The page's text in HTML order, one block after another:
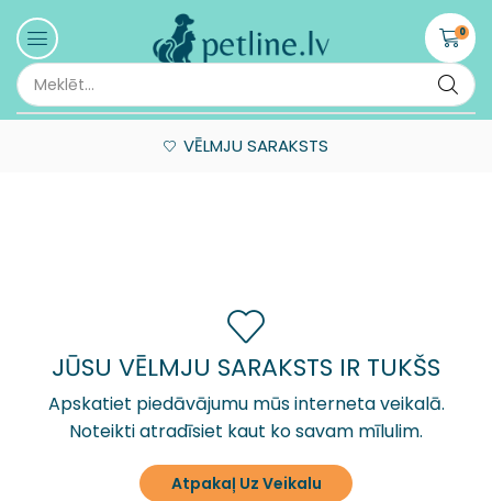
0
VĒLMJU SARAKSTS
JŪSU VĒLMJU SARAKSTS IR TUKŠS
Apskatiet piedāvājumu mūs interneta veikalā.
Noteikti atradīsiet kaut ko savam mīlulim.
Atpakaļ Uz Veikalu